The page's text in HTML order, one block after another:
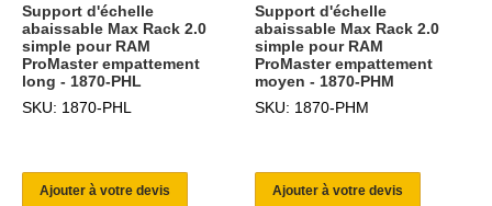
Support d'échelle
abaissable Max Rack 2.0
simple pour RAM
ProMaster empattement
long - 1870-PHL
SKU: 1870-PHL
Ajouter à votre devis
Support d'échelle
abaissable Max Rack 2.0
simple pour RAM
ProMaster empattement
moyen - 1870-PHM
SKU: 1870-PHM
Ajouter à votre devis